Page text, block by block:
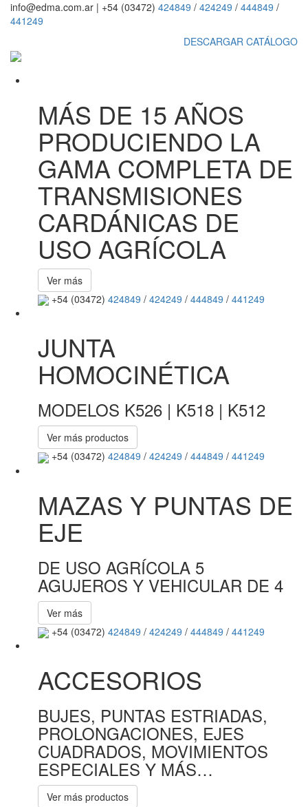
info@edma.com.ar | +54 (03472) 424849 / 424249 / 444849 /
441249
DESCARGAR CATÁLOGO
MÁS DE 15 AÑOS
PRODUCIENDO LA
GAMA COMPLETA DE
TRANSMISIONES
CARDÁNICAS DE
USO AGRÍCOLA
Ver más
+54 (03472) 424849 / 424249 / 444849 / 441249
JUNTA
HOMOCINÉTICA
MODELOS K526 | K518 | K512
Ver más productos
+54 (03472) 424849 / 424249 / 444849 / 441249
MAZAS Y PUNTAS DE
EJE
DE USO AGRÍCOLA 5
AGUJEROS Y VEHICULAR DE 4
Ver más
+54 (03472) 424849 / 424249 / 444849 / 441249
ACCESORIOS
BUJES, PUNTAS ESTRIADAS,
PROLONGACIONES, EJES
CUADRADOS, MOVIMIENTOS
ESPECIALES Y MÁS…
Ver más productos